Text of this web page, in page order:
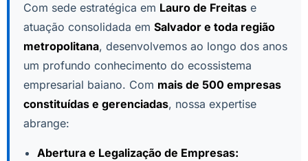
Com sede estratégica em Lauro de Freitas e
atuação consolidada em Salvador e toda região
metropolitana, desenvolvemos ao longo dos anos
um profundo conhecimento do ecossistema
empresarial baiano. Com mais de 500 empresas
constituídas e gerenciadas, nossa expertise
abrange:
Abertura e Legalização de Empresas: